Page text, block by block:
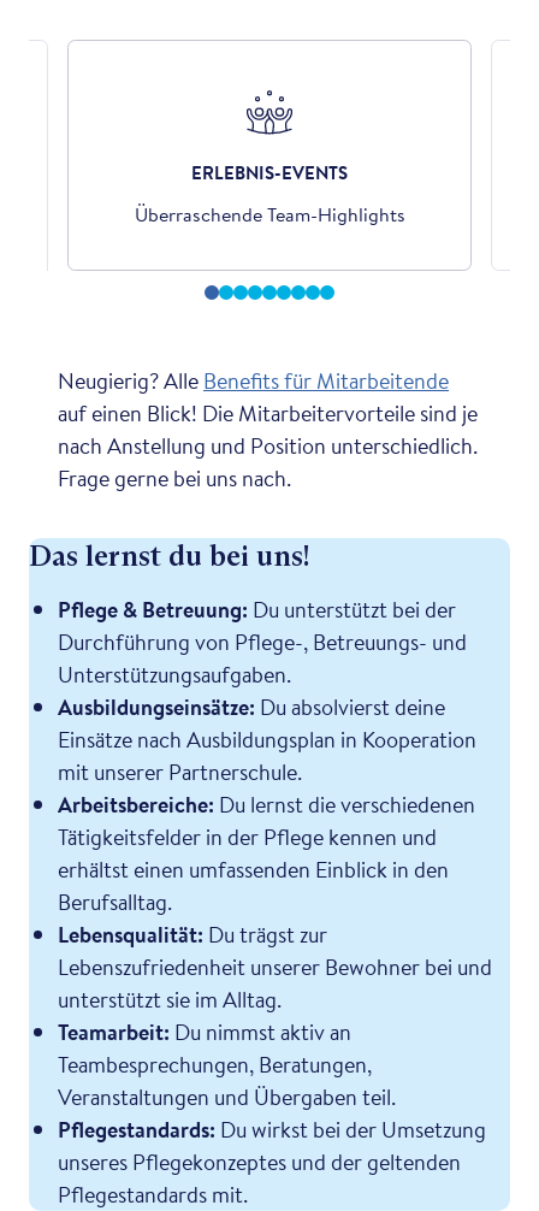
ERLEBNIS-EVENTS
Überraschende Team-Highlights
Neugierig? AlleBenefits für Mitarbeitende
auf einen Blick! Die Mitarbeitervorteile sind je
nach Anstellung und Position unterschiedlich.
Frage gerne bei uns nach.
Das lernst du bei uns!
Pflege & Betreuung: Du unterstützt bei der
Durchführung von Pflege-, Betreuungs- und
Unterstützungsaufgaben.
Ausbildungseinsätze: Du absolvierst deine
Einsätze nach Ausbildungsplan in Kooperation
mit unserer Partnerschule.
Arbeitsbereiche: Du lernst die verschiedenen
Tätigkeitsfelder in der Pflege kennen und
erhältst einen umfassenden Einblick in den
Berufsalltag.
Lebensqualität: Du trägst zur
Lebenszufriedenheit unserer Bewohner bei und
unterstützt sie im Alltag.
Teamarbeit: Du nimmst aktiv an
Teambesprechungen, Beratungen,
Veranstaltungen und Übergaben teil.
Pflegestandards: Du wirkst bei der Umsetzung
unseres Pflegekonzeptes und der geltenden
Pflegestandards mit.